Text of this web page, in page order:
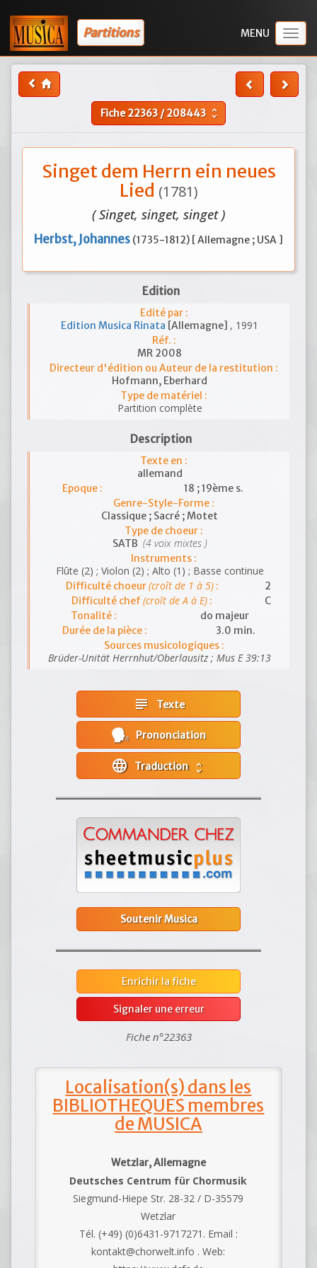
Partitions
Fiche22363/208443 unfold_more
Singet dem Herrn ein neues
Lied (1781)
( Singet, singet, singet )
Herbst, Johannes (1735-1812) [ Allemagne ; USA ]
Edition
Edité par :
Edition Musica Rinata [Allemagne] , 1991
Réf. :
MR 2008
Directeur d'édition ou Auteur de la restitution :
Hofmann, Eberhard
Type de matériel :
Partition complète
Description
Texte en :
allemand
Epoque :
18 ; 19ème s.
Genre-Style-Forme :
Classique ; Sacré ; Motet
Type de choeur :
SATB (4 voix mixtes )
Instruments :
Flûte (2) ; Violon (2) ; Alto (1) ; Basse continue
Difficulté choeur(croît de 1 à 5):
2
Difficulté chef(croît de A à E) :
C
Tonalité :
do majeur
Durée de la pièce :
3.0 min.
Sources musicologiques :
Brüder-Unität Herrnhut/Oberlausitz ; Mus E 39:13
subject Texte
Prononciation
language unfold_more
Soutenir Musica
Enrichir la fiche
Signaler une erreur
Fiche n°22363
Localisation(s) dans les
BIBLIOTHEQUES membres
de MUSICA
Wetzlar, Allemagne
Deutsches Centrum für Chormusik
Siegmund-Hiepe Str. 28-32 / D-35579
Wetzlar
Tél. (+49) (0)6431-9717271. Email :
kontakt@chorwelt.info . Web: